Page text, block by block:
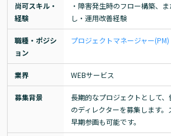
尚可スキル・
経験
・障害発生時のフロー構築、
し・運用改善経験
職種・ポジシ
ョン
プロジェクトマネージャー(PM)
業界 WEBサービス
募集背景
長期的なプロジェクトとして
のディレクターを募集します。
早期参画も可能です。